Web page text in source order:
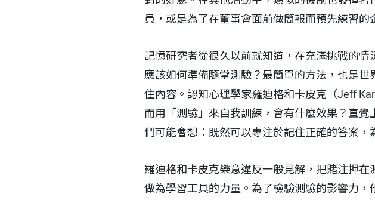
員，或是為了在董事會面前做簡報而預先練習
記憶研究者從很久以前就知道，在充滿挑戰的
應該如何準備隨堂測驗？最簡單的方法，也是
住內容。認知心理學家羅迪格和卡皮克（Jeff
而用「測驗」來自我訓練，會有什麼效果？直
們可能會想：既然可以專注於記住正確的答案，
羅迪格和卡皮克樂意違反一般見解，把賭注押
做為學習工具的力量。為了檢驗測驗的影響力